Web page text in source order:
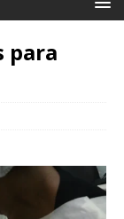
para